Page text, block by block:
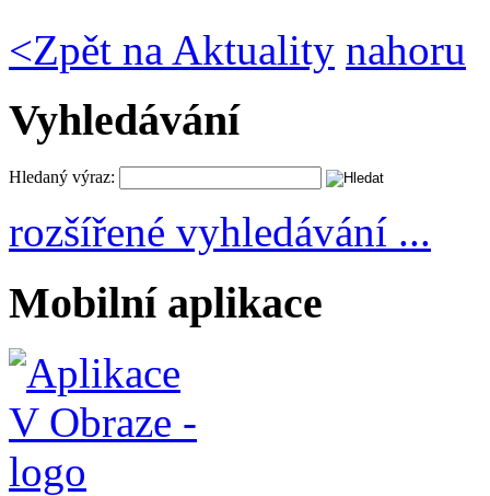
<Zpět na Aktuality nahoru
Vyhledávání
Hledaný výraz:
rozšířené vyhledávání ...
Mobilní aplikace